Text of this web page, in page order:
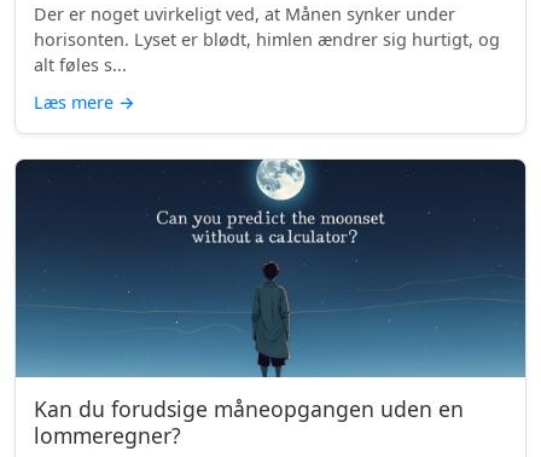
Der er noget uvirkeligt ved, at Månen synker under
horisonten. Lyset er blødt, himlen ændrer sig hurtigt, og
alt føles s...
Læs mere →
Kan du forudsige måneopgangen uden en
lommeregner?